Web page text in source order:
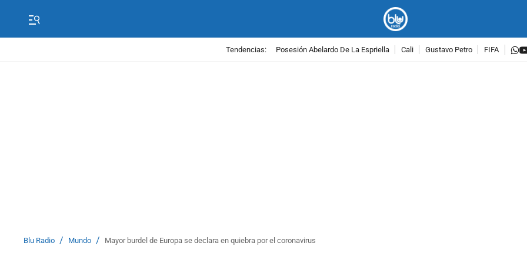
Tendencias: Posesión Abelardo De La Espriella Cali Gustavo Petro FIFA
Blu Radio / Mundo / Mayor burdel de Europa se declara en quiebra por el coronavirus